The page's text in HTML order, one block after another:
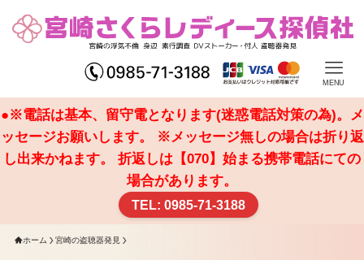
MENU
●※電話は基本、留守電となります(迷惑電話対策の為)。メ
ッセージお願いします。 ※メッセージ無しの場合は折り返
し出来かねます。 折返しは【070】始まる携帯電話にての
場合があります。
TEL: 0985-71-3188
ホーム 宮崎の盗聴器発見